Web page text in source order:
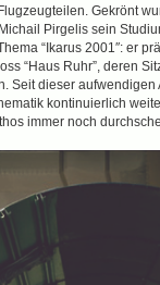
Gekrönt
Pirgelis sein
“Ikarus 2001″: er
“Haus Ruhr”, deren
Seit dieser aufwendigen
kontinuierlich
immer noch